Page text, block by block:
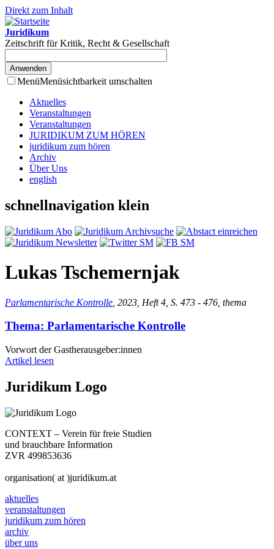
Direkt zum Inhalt
Juridikum
Zeitschrift für Kritik, Recht & Gesellschaft
MenüMenüsichtbarkeit umschalten
Aktuelles
Veranstaltungen
Veranstaltungen
JURIDIKUM ZUM HÖREN
juridikum zum hören
Archiv
Über Uns
english
schnellnavigation klein
Lukas Tschemernjak
Parlamentarische Kontrolle , 2023, Heft 4, S. 473 - 476, thema
Thema: Parlamentarische Kontrolle
Vorwort der Gastherausgeber:innen
Artikel lesen
Juridikum Logo
CONTEXT – Verein für freie Studien
und brauchbare Information
ZVR 499853636
organisation( at )juridikum.at
aktuelles
veranstaltungen
juridikum zum hören
archiv
über uns